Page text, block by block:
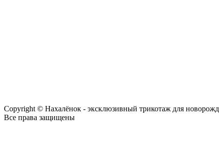
Copyright © Нахалёнок - эксклюзивный трикотаж для
Все права защищены